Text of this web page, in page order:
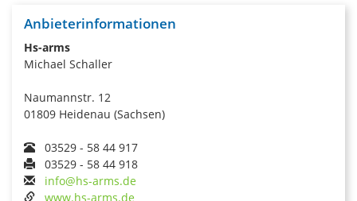
Anbieterinformationen
Hs-arms
Michael Schaller
Naumannstr. 12
01809 Heidenau (Sachsen)
03529 - 58 44 917
03529 - 58 44 918
info@hs-arms.de
www.hs-arms.de